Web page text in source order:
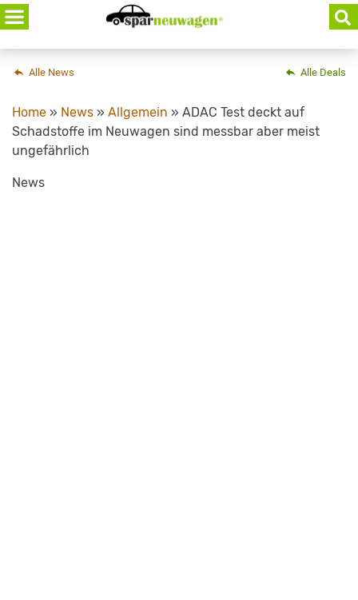
Skip
to
content
Alle Deals
Alle News
Home » News » Allgemein » ADAC Test deckt auf
Schadstoffe im Neuwagen sind messbar aber meist
ungefährlich
News